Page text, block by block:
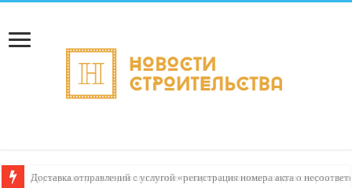
Доставка отправлений с услугой «регистрация номера акта о
Курьерские услуги для магазинов товаров для зимних видов спорта: